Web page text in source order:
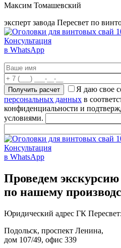
Максим Томашевский
эксперт завода Пересвет по
Консультация
в WhatsApp
Я даю свое
персональных данных в
конфиденциальности и
условиями.
Консультация
в WhatsApp
Проведем экскурсию
по нашему
Юридический адрес ГК Пересвет:
Подольск, проспект Ленина,
дом 107/49, офис 339